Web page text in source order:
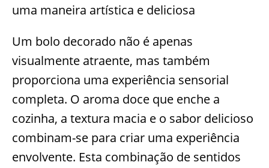
uma maneira artística e deliciosa
Um bolo decorado não é apenas
visualmente atraente, mas também
proporciona uma experiência sensorial
completa. O aroma doce que enche a
cozinha, a textura macia e o sabor delicioso
combinam-se para criar uma experiência
envolvente. Esta combinação de sentidos